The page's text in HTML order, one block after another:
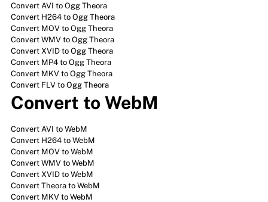
Convert AVI to Ogg Theora
Convert H264 to Ogg Theora
Convert MOV to Ogg Theora
Convert WMV to Ogg Theora
Convert XVID to Ogg Theora
Convert MP4 to Ogg Theora
Convert MKV to Ogg Theora
Convert FLV to Ogg Theora
Convert to WebM
Convert AVI to WebM
Convert H264 to WebM
Convert MOV to WebM
Convert WMV to WebM
Convert XVID to WebM
Convert Theora to WebM
Convert MKV to WebM